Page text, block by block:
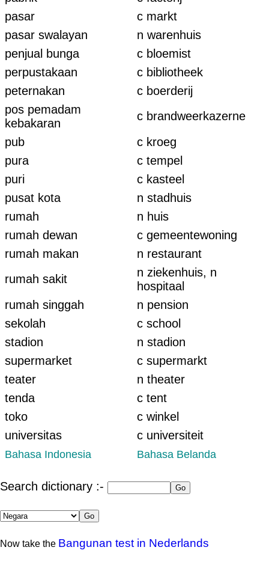
pasar
c markt
pasar swalayan
n warenhuis
penjual bunga
c bloemist
perpustakaan
c bibliotheek
peternakan
c boerderij
pos pemadam
kebakaran
c brandweerkazerne
pub
c kroeg
pura
c tempel
puri
c kasteel
pusat kota
n stadhuis
rumah
n huis
rumah dewan
c gemeentewoning
rumah makan
n restaurant
rumah sakit
n ziekenhuis, n
hospitaal
rumah singgah
n pension
sekolah
c school
stadion
n stadion
supermarket
c supermarkt
teater
n theater
tenda
c tent
toko
c winkel
universitas
c universiteit
Bahasa Indonesia Bahasa Belanda
Search dictionary :-
Now take the Bangunan test in Nederlands